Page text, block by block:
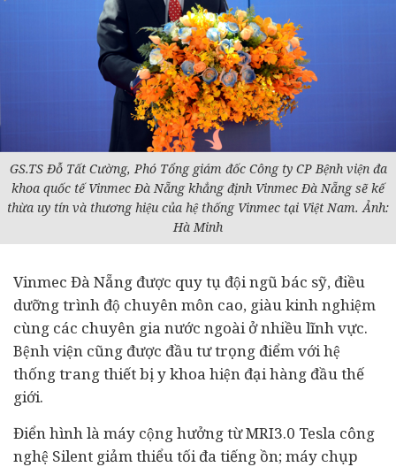
GS.TS Đỗ Tất Cường, Phó Tổng giám đốc Công ty CP Bệnh viện đa
khoa quốc tế Vinmec Đà Nẵng khẳng định Vinmec Đà Nẵng sẽ kế
thừa uy tín và thương hiệu của hệ thống Vinmec tại Việt Nam. Ảnh:
Hà Minh
Vinmec Đà Nẵng được quy tụ đội ngũ bác sỹ, điều
dưỡng trình độ chuyên môn cao, giàu kinh nghiệm
cùng các chuyên gia nước ngoài ở nhiều lĩnh vực.
Bệnh viện cũng được đầu tư trọng điểm với hệ
thống trang thiết bị y khoa hiện đại hàng đầu thế
giới.
Điển hình là máy cộng hưởng từ MRI3.0 Tesla công
nghệ Silent giảm thiểu tối đa tiếng ồn; máy chụp